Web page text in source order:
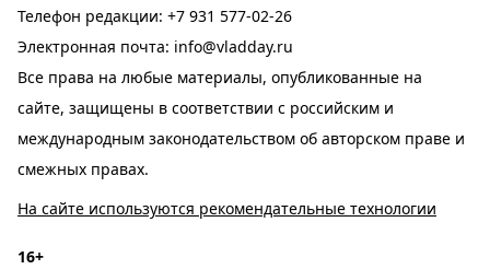
Телефон редакции: +7 931 577-02-26
Электронная почта: info@vladday.ru
Все права на любые материалы, опубликованные на
сайте, защищены в соответствии с российским и
международным законодательством об авторском праве и
смежных правах.
На сайте используются рекомендательные технологии
16+